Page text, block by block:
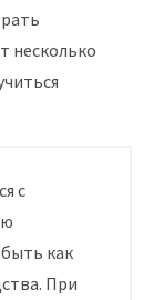
несколько
с
как
При